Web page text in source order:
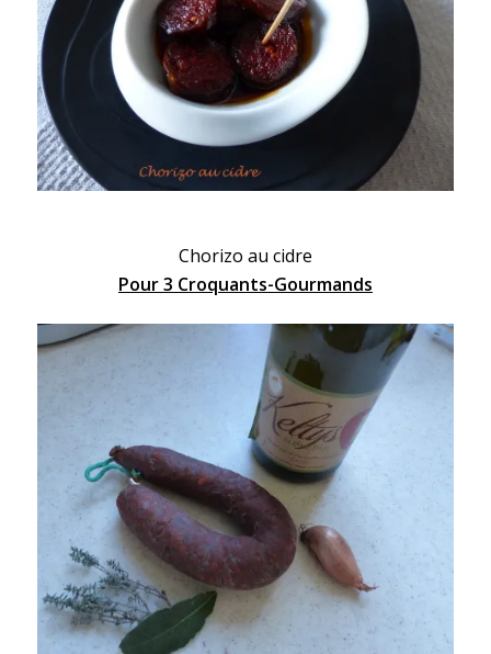
Chorizo au cidre
Pour 3 Croquants-Gourmands